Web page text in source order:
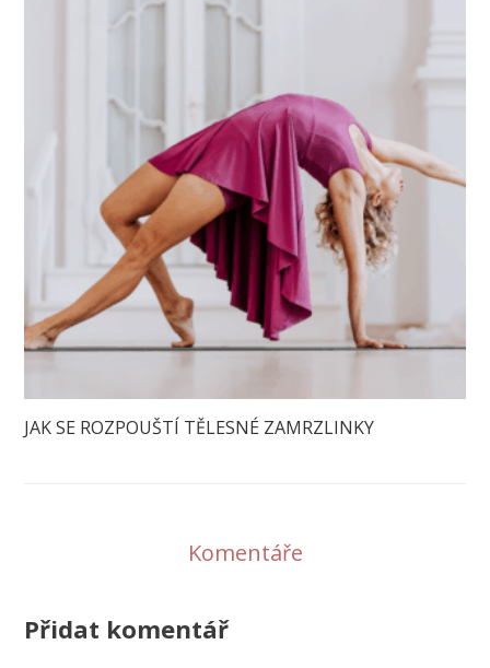
JAK SE ROZPOUŠTÍ TĚLESNÉ ZAMRZLINKY
Komentáře
Přidat komentář